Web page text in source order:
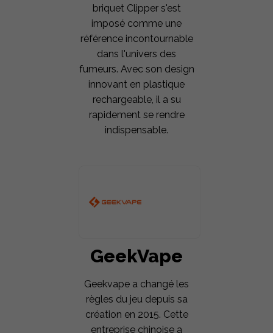
briquet Clipper s'est
imposé comme une
référence incontournable
dans l'univers des
fumeurs. Avec son design
innovant en plastique
rechargeable, il a su
rapidement se rendre
indispensable.
GeekVape
Geekvape a changé les
règles du jeu depuis sa
création en 2015. Cette
entreprise chinoise a